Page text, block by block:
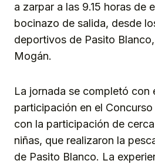
a zarpar a las 9.15 horas de
bocinazo de salida, desde
deportivos de Pasito
Mogán.
La jornada se completó con
participación en el
con la participación de
niñas, que realizaron la
de Pasito Blanco. La